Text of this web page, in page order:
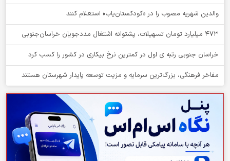
والدین شهریه مصوب را در «کودکستان‌یاب» استعلام کنند
۴۷۳ میلیارد تومان تسهیلات، پشتوانه اشتغال مددجویان خراسان‌جنوبی
خراسان جنوبی رتبه ی اول در کمترین نرخ بیکاری در کشور را کسب کرد
مفاخر فرهنگی، بزرگ‌ترین سرمایه و مزیت توسعه پایدار شهرستان هستند